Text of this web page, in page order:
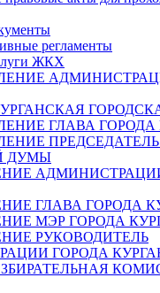
регламенты
ЖКХ
ГЛАВА ГОРОДА
ДУМЫ
ГЛАВА ГОРОДА
МЭР ГОРОДА
РУКОВОДИТЕЛЬ
ГОРОДА